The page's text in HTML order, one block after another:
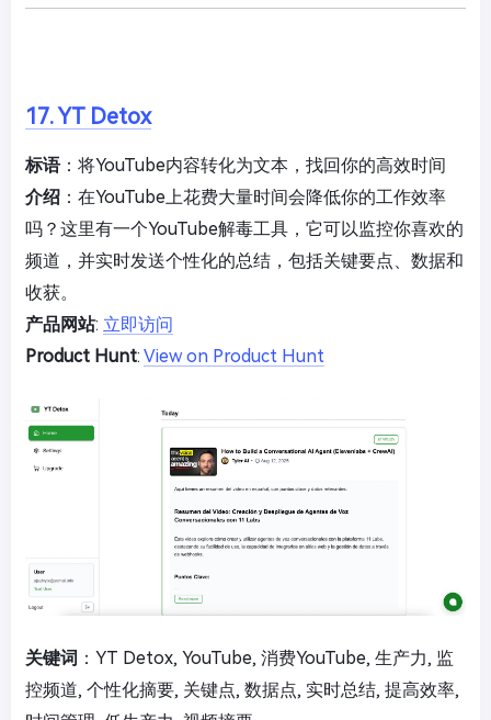
17. YT Detox
标语：将YouTube内容转化为文本，找回你的高效时间
介绍 ：在YouTube上花费大量时间会降低你的工作效率
吗？这里有一个YouTube解毒工具，它可以监控你喜欢的
频道，并实时发送个性化的总结，包括关键要点、数据和
收获。
产品网站: 立即访问
Product Hunt: View on Product Hunt
关键词 ：YT Detox, YouTube, 消费YouTube, 生产力, 监
控频道, 个性化摘要, 关键点, 数据点, 实时总结, 提高效率,